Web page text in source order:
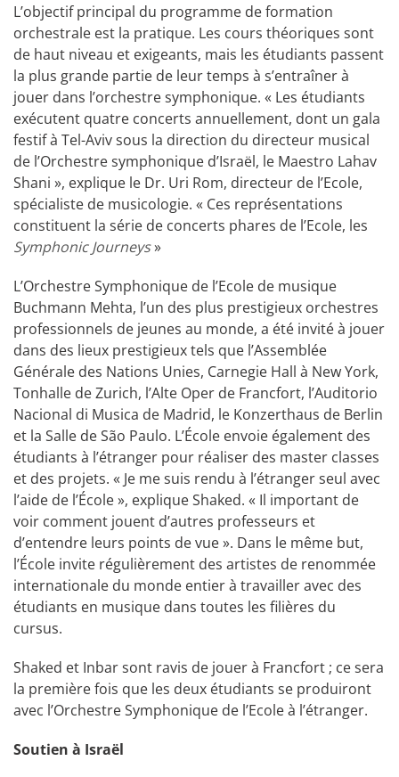
L’objectif principal du programme de formation
orchestrale est la pratique. Les cours théoriques sont
de haut niveau et exigeants, mais les étudiants passent
la plus grande partie de leur temps à s’entraîner à
jouer dans l’orchestre symphonique. « Les étudiants
exécutent quatre concerts annuellement, dont un gala
festif à Tel-Aviv sous la direction du directeur musical
de l’Orchestre symphonique d’Israël, le Maestro Lahav
Shani », explique le Dr. Uri Rom, directeur de l’Ecole,
spécialiste de musicologie. « Ces représentations
constituent la série de concerts phares de l’Ecole, les
Symphonic Journeys»
L’Orchestre Symphonique de l’Ecole de musique
Buchmann Mehta, l’un des plus prestigieux orchestres
professionnels de jeunes au monde, a été invité à jouer
dans des lieux prestigieux tels que l’Assemblée
Générale des Nations Unies, Carnegie Hall à New York,
Tonhalle de Zurich, l’Alte Oper de Francfort, l’Auditorio
Nacional di Musica de Madrid, le Konzerthaus de Berlin
et la Salle de São Paulo. L’École envoie également des
étudiants à l’étranger pour réaliser des master classes
et des projets. « Je me suis rendu à l’étranger seul avec
l’aide de l’École », explique Shaked. « Il important de
voir comment jouent d’autres professeurs et
d’entendre leurs points de vue ». Dans le même but,
l’École invite régulièrement des artistes de renommée
internationale du monde entier à travailler avec des
étudiants en musique dans toutes les filières du
cursus.
Shaked et Inbar sont ravis de jouer à Francfort ; ce sera
la première fois que les deux étudiants se produiront
avec l’Orchestre Symphonique de l’Ecole à l’étranger.
Soutien à Israël